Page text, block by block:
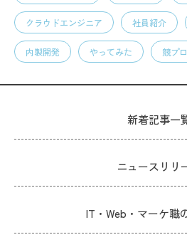
クラウドエンジニア 社員紹介
内製開発 やってみた 競プロ
新着記事一
ニュースリリ
IT・Web・マーケ職